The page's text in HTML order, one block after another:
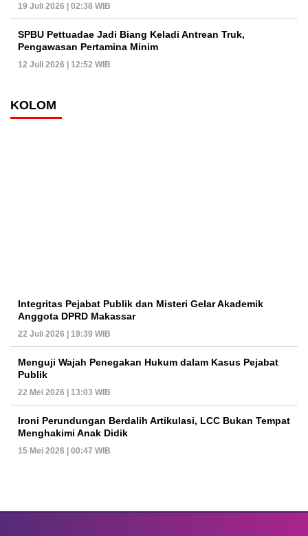
19 Juli 2026 | 02:38 WIB
SPBU Pettuadae Jadi Biang Keladi Antrean Truk,
Pengawasan Pertamina Minim
12 Juli 2026 | 12:52 WIB
KOLOM
Integritas Pejabat Publik dan Misteri Gelar Akademik
Anggota DPRD Makassar
22 Juli 2026 | 19:39 WIB
Menguji Wajah Penegakan Hukum dalam Kasus Pejabat
Publik
22 Mei 2026 | 13:03 WIB
Ironi Perundungan Berdalih Artikulasi, LCC Bukan Tempat
Menghakimi Anak Didik
15 Mei 2026 | 00:47 WIB